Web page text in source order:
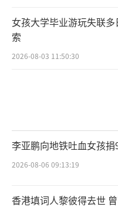
女孩大学毕业游玩失联
索
2026-08-03 11:50:30
李亚鹏向地铁吐血女孩捐
2026-08-06 09:13:19
香港填词人黎彼得去世